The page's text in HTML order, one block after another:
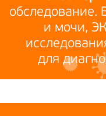
обследование.
и мочи,
для